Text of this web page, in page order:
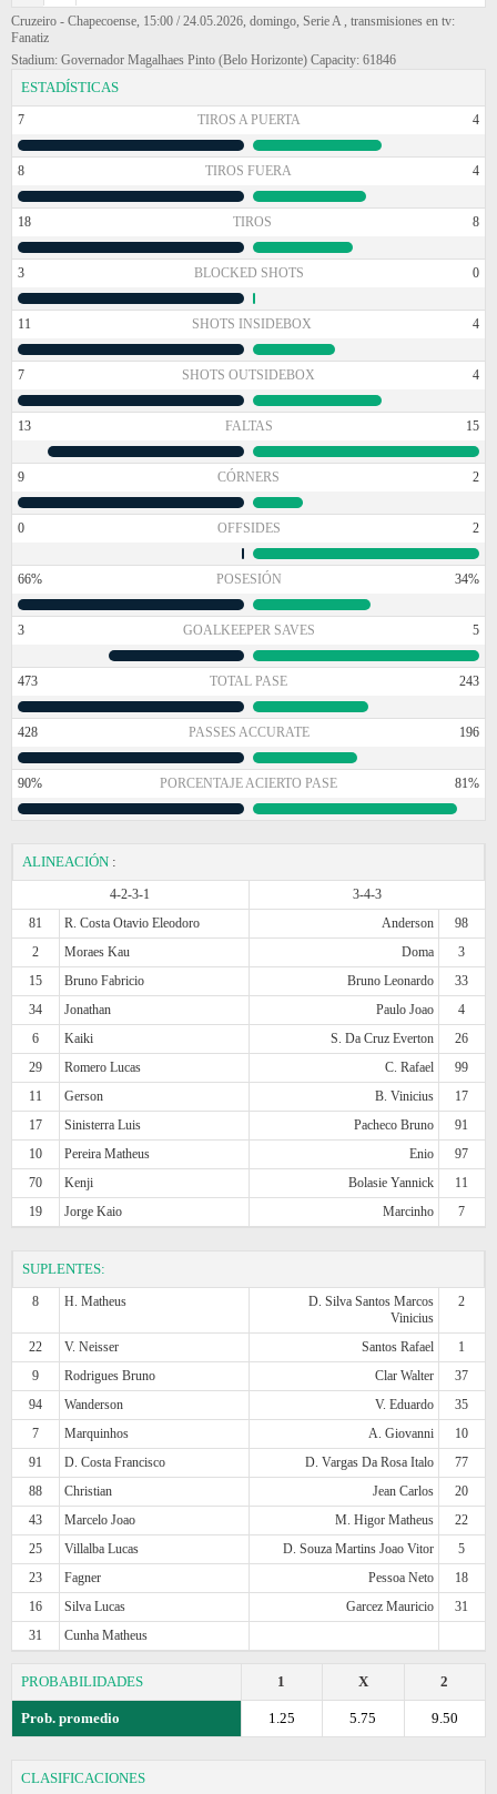
Cruzeiro - Chapecoense, 15:00 / 24.05.2026, domingo, Serie A , transmisiones en tv:
Fanatiz
Stadium: Governador Magalhaes Pinto (Belo Horizonte) Capacity: 61846
ESTADÍSTICAS
7 TIROS A PUERTA 4
8 TIROS FUERA 4
18 TIROS 8
3 BLOCKED SHOTS 0
11 SHOTS INSIDEBOX 4
7 SHOTS OUTSIDEBOX 4
13 FALTAS 15
9 CÓRNERS 2
0 OFFSIDES 2
66% POSESIÓN 34%
3 GOALKEEPER SAVES 5
473 TOTAL PASE 243
428 PASSES ACCURATE 196
90% PORCENTAJE ACIERTO PASE 81%
ALINEACIÓN :
4-2-3-1
3-4-3
81
R. Costa Otavio Eleodoro Anderson
98
2
Moraes Kau Doma
3
15
Bruno Fabricio Bruno Leonardo
33
34
Jonathan Paulo Joao
4
6
Kaiki S. Da Cruz Everton
26
29
Romero Lucas C. Rafael
99
11
Gerson B. Vinicius
17
17
Sinisterra Luis Pacheco Bruno
91
10
Pereira Matheus Enio
97
70
Kenji Bolasie Yannick
11
19
Jorge Kaio Marcinho 7
SUPLENTES:
8 H. Matheus
D. Silva Santos Marcos
Vinicius
2
22 V. Neisser Santos Rafael
1
9
Rodrigues Bruno Clar Walter
37
94
Wanderson V. Eduardo
35
7
Marquinhos A. Giovanni
10
91
D. Costa Francisco D. Vargas Da Rosa Italo
77
88
Christian Jean Carlos
20
43
Marcelo Joao M. Higor Matheus
22
25
Villalba Lucas D. Souza Martins Joao Vitor
5
23
Fagner Pessoa Neto
18
16
Silva Lucas Garcez Mauricio
31
31
Cunha Matheus
PROBABILIDADES 2
X
1
Prob. promedio 9.50
5.75
1.25
CLASIFICACIONES